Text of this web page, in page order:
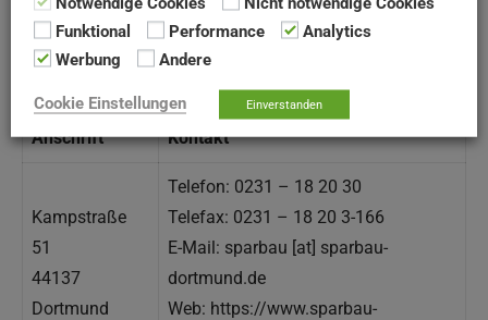
Dortmund
Anschrift Kontakt
Kampstraße
51
44137
Dortmund
Telefon: 0231 – 18 20 30
Telefax: 0231 – 18 20 3-166
E-Mail: sparbau [at] sparbau-
dortmund.de
Web: https://www.sparbau-
Funktional
Performance
Analytics
Werbung
Andere
Cookie Einstellungen Einverstanden